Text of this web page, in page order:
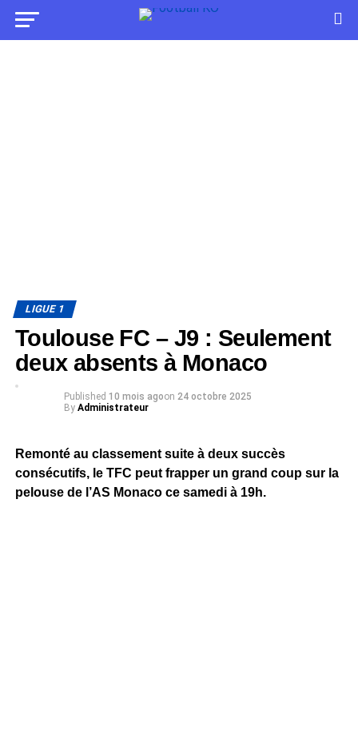
LIGUE 1
Toulouse FC – J9 : Seulement
deux absents à Monaco
Published 10 mois agoon 24 octobre 2025
By Administrateur
Remonté au classement suite à deux succès
consécutifs, le TFC peut frapper un grand coup sur la
pelouse de l’AS Monaco ce samedi à 19h.